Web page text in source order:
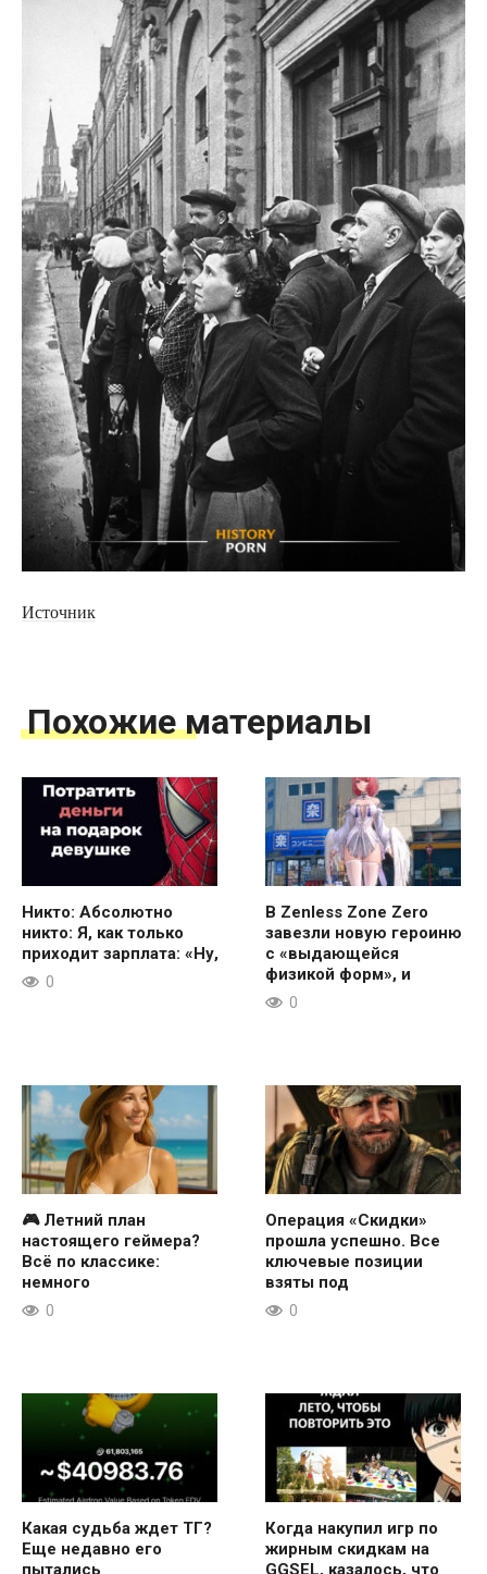
Источник
Похожие материалы
Никто: Абсолютно
никто: Я, как только
приходит зарплата: «Ну,
0
В Zenless Zone Zero
завезли новую героиню
с «выдающейся
физикой форм», и
0
🎮 Летний план
настоящего геймера?
Всё по классике:
немного
0
Операция «Скидки»
прошла успешно. Все
ключевые позиции
взяты под
0
Какая судьба ждет ТГ?
Еще недавно его
пытались
Когда накупил игр по
жирным скидкам на
GGSEL, казалось, что